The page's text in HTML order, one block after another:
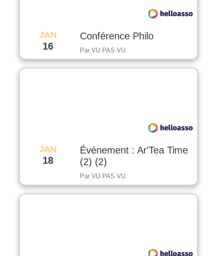
JAN
16
Conférence Philo
Par VU PAS VU
JAN
18
Événement : Ar'Tea Time
(2) (2)
Par VU PAS VU